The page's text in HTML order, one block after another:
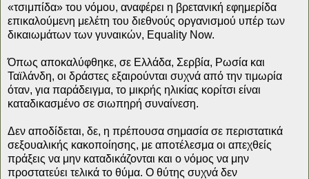
«τσιμπίδα» του νόμου, αναφέρει η βρετανική εφημερίδα
επικαλούμενη μελέτη του διεθνούς οργανισμού υπέρ των
δικαιωμάτων των γυναικών, Equality Now.
Όπως αποκαλύφθηκε, σε Ελλάδα, Σερβία, Ρωσία και
Ταϊλάνδη, οι δράστες εξαιρούνται συχνά από την τιμωρία
όταν, για παράδειγμα, το μικρής ηλικίας κορίτσι είναι
καταδικασμένο σε σιωπηρή συναίνεση.
Δεν αποδίδεται, δε, η πρέπουσα σημασία σε περιστατικά
σεξουαλικής κακοποίησης, με αποτέλεσμα οι απεχθείς
πράξεις να μην καταδικάζονται και ο νόμος να μην
προστατεύει τελικά το θύμα. Ο θύτης συχνά δεν